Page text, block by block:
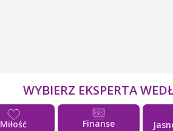
WYBIERZ EKSPERTA
Miłość Finanse